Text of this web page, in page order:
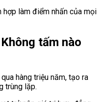
hợp làm điểm nhấn của mọi
tấm nào
hàng triệu năm, tạo ra
trùng lặp.